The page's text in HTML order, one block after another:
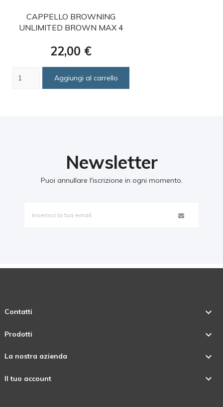
CAPPELLO BROWNING
UNLIMITED BROWN MAX 4
Prezzo
22,00 €
Aggiungi al carrello
Newsletter
Puoi annullare l'iscrizione in ogni momento.
Contatti 
Prodotti 
La nostra azienda 
Il tuo account 